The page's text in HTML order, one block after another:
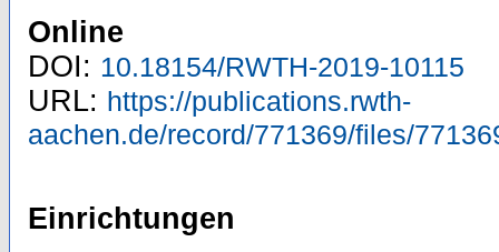
Online
DOI: 10.18154/RWTH-2019-10115
URL: https://publications.rwth-
aachen.de/record/771369/files/
Einrichtungen